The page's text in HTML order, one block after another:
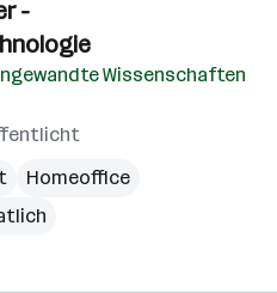
-
Wissenschaften
Homeoffice